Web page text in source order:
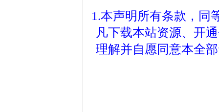
1.本声明所有条款，同
凡下载本站资源、开
理解并自愿同意本全